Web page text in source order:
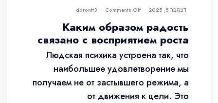
דצמבר 5, 2025 dorontt3
Comments Off
Каким образом радость
связано с восприятием роста
Людская психика устроена так, что
наибольшее удовлетворение мы
получаем не от застывшего режима, а
от движения к цели. Это